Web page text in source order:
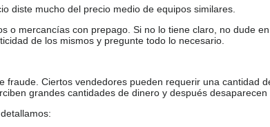
diste mucho del precio medio de equipos similares.
o mercancías con prepago. Si no lo tiene claro, no dude
de los mismos y pregunte todo lo necesario.
fraude. Ciertos vendedores pueden requerir una cantidad
grandes cantidades de dinero y después desaparecen